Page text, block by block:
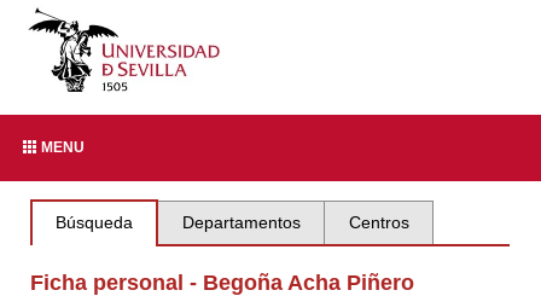
MENU
Búsqueda Departamentos Centros
Ficha personal - Begoña Acha Piñero